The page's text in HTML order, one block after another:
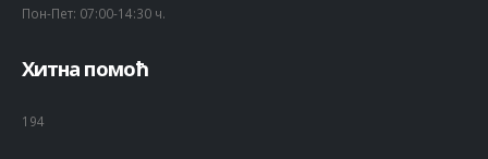
Пон-Пет: 07:00-14:30 ч.
Хитна помоћ
194